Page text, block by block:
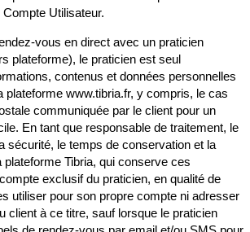
Utilisateur.
vous en direct avec un praticien
plateforme), le praticien est seul
contenus et données personnelles
plateforme www.tibria.fr, y compris, le cas
communiquée par le client pour un
En tant que responsable de traitement, le
sécurité, le temps de conservation et la
plateforme Tibria, qui conserve ces
exclusif du praticien, en qualité de
utiliser pour son propre compte ni adresser
client à ce titre, sauf lorsque le praticien